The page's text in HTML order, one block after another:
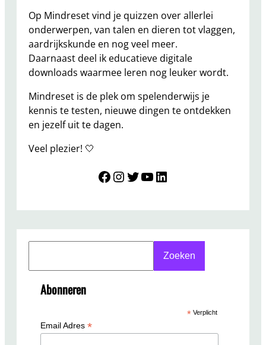
Op Mindreset vind je quizzen over allerlei
onderwerpen, van talen en dieren tot vlaggen,
aardrijkskunde en nog veel meer.
Daarnaast deel ik educatieve digitale
downloads waarmee leren nog leuker wordt.
Mindreset is de plek om spelenderwijs je
kennis te testen, nieuwe dingen te ontdekken
en jezelf uit te dagen.
Veel plezier! 🤍
Mindreset InstagramTwitter YouTube LinkedIn
Zoeken
Abonneren
*Verplicht
Email Adres *